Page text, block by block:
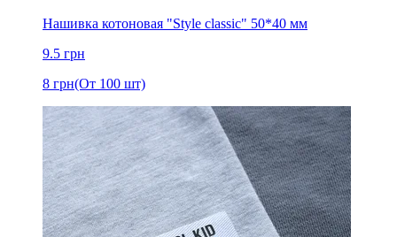
Нашивка котоновая "Style classic" 50*40 мм
9.5 грн
8 грн(От 100 шт)